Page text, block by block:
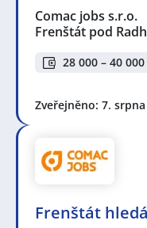
Comac jobs s.r.o.
Frenštát pod
28 000 – 40 000
Zveřejněno: 7. srpna
Frenštát